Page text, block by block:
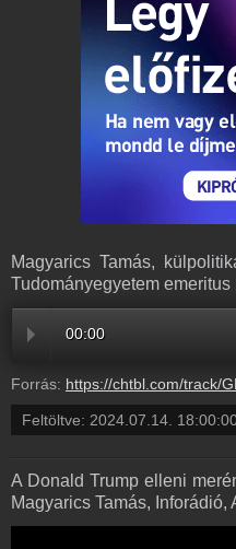
Magyarics Tamás,
Tudományegyetem
00:00
Forrás: https://chtbl.com/track/GB95AD/dts.podtrac.com/redirect.mp3/
Feltöltve: 2024.07.14.
A Donald Trump elleni
Magyarics Tamás, Inforádió,